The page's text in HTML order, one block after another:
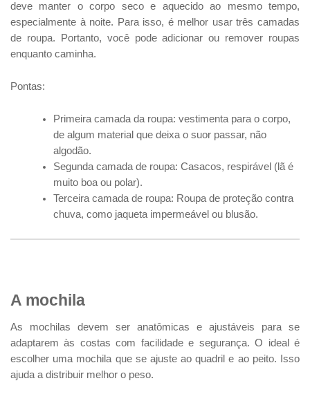
deve manter o corpo seco e aquecido ao mesmo tempo,
especialmente à noite. Para isso, é melhor usar três camadas
de roupa. Portanto, você pode adicionar ou remover roupas
enquanto caminha.
Pontas:
Primeira camada da roupa: vestimenta para o corpo,
de algum material que deixa o suor passar, não
algodão.
Segunda camada de roupa: Casacos, respirável (lã é
muito boa ou polar).
Terceira camada de roupa: Roupa de proteção contra
chuva, como jaqueta impermeável ou blusão.
A mochila
As mochilas devem ser anatômicas e ajustáveis para se
adaptarem às costas com facilidade e segurança. O ideal é
escolher uma mochila que se ajuste ao quadril e ao peito. Isso
ajuda a distribuir melhor o peso.